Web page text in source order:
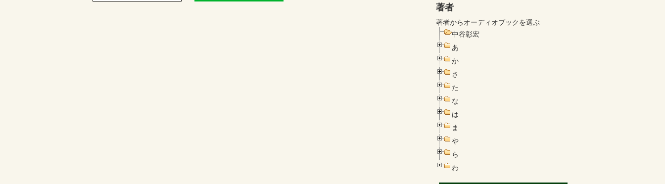
著者
著者からオーディオブックを選ぶ
中谷彰宏
あ
か
さ
た
な
は
ま
や
ら
わ